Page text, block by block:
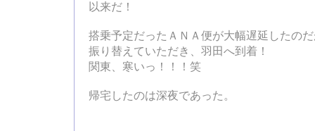
以来だ！
搭乗予定だったＡＮＡ便が大幅遅延したの
振り替えていただき、羽田へ到着！
関東、寒いっ！！！笑
帰宅したのは深夜であった。